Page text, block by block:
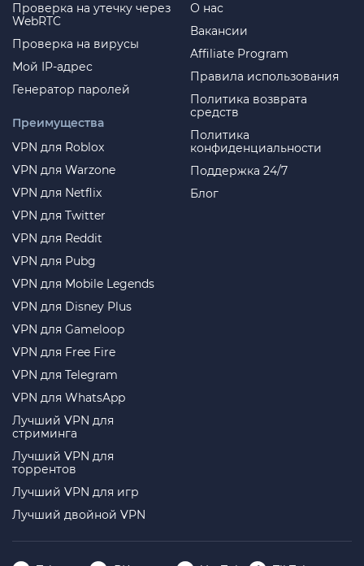
О нас
Вакансии
Affiliate Program
Правила использования
Политика возврата
средств
Политика
конфиденциальности
Поддержка 24/7
Блог
Проверка на утечку через
WebRTC
Проверка на вирусы
Мой IP-адрес
Генератор паролей
Преимущества
VPN для Roblox
VPN для Warzone
VPN для Netflix
VPN для Twitter
VPN для Reddit
VPN для Pubg
VPN для Mobile Legends
VPN для Disney Plus
VPN для Gameloop
VPN для Free Fire
VPN для Telegram
VPN для WhatsApp
Лучший VPN для
стриминга
Лучший VPN для
торрентов
Лучший VPN для игр
Лучший двойной VPN